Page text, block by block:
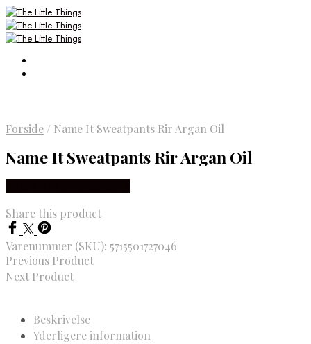
Forside / Name It Sweatpants Rir Argan Oil
Name It Sweatpants Rir Argan Oil
Share this product
Varenummer (SKU): 5715501727046
Previous Product
Next Product
Beskrivelse
Yderligere information